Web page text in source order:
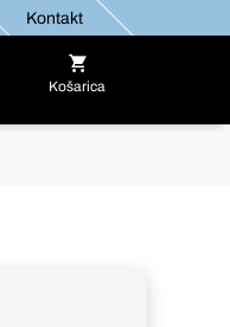
Kontakt
Košarica